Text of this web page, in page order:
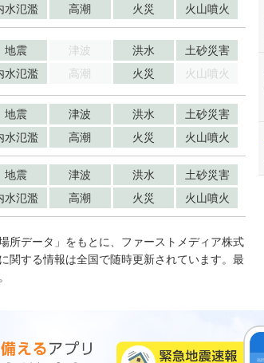
水氾濫
高潮 火災 火山噴火
地震 津波 洪水
土砂災害
水氾濫
高潮 火災 火山噴火
地震 津波 洪水
土砂災害
水氾濫
高潮 火災 火山噴火
地震 津波 洪水
土砂災害
水氾濫
高潮 火災 火山噴火
所データ」をもとに、ファーストメディア株式
関する情報は全国で随時更新されています。最